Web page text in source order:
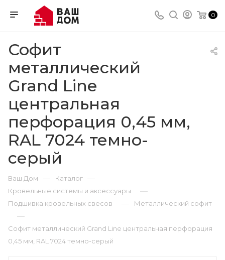
0
Софит
металлический
Grand Line
центральная
перфорация 0,45 мм,
RAL 7024 темно-
серый
Ваш Дом — Каталог —
Кровельные системы и аксессуары —
Подшивка кровельных свесов — Металлический софит
—
Софит металлический Grand Line центральная перфорация
0,45 мм, RAL 7024 темно-серый